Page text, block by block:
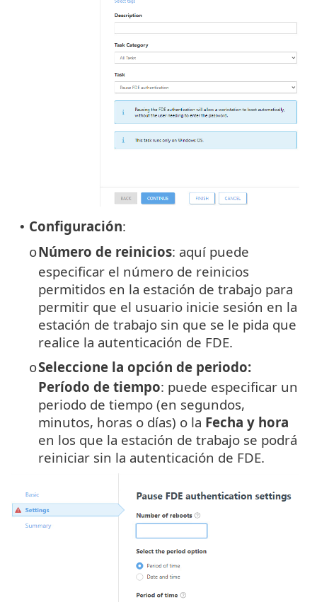
• Configuración:
oNúmero de reinicios: aquí puede
especificar el número de reinicios
permitidos en la estación de trabajo para
permitir que el usuario inicie sesión en la
estación de trabajo sin que se le pida que
realice la autenticación de FDE.
oSeleccione la opción de periodo:
Período de tiempo: puede especificar un
periodo de tiempo (en segundos,
minutos, horas o días) o la Fecha y hora
en los que la estación de trabajo se podrá
reiniciar sin la autenticación de FDE.